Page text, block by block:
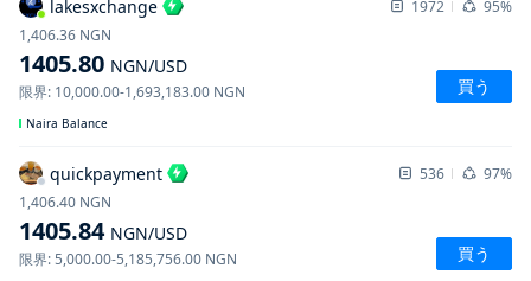
lakesxchange 1972 95%
1405.80 NGN/USD
1,406.36 NGN
限界: 10,000.00-1,693,183.00 NGN 買う
Naira Balance
quickpayment 536 97%
1405.84 NGN/USD
1,406.40 NGN
限界:5,000.00-5,185,756.00 NGN 買う